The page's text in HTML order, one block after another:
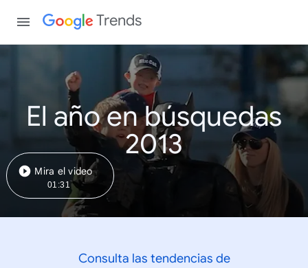
Trends
El año en búsquedas
2013
Mira el video
01:31
Consulta las tendencias de